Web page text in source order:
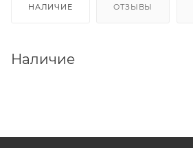
НАЛИЧИЕ ОТЗЫВЫ
Наличие